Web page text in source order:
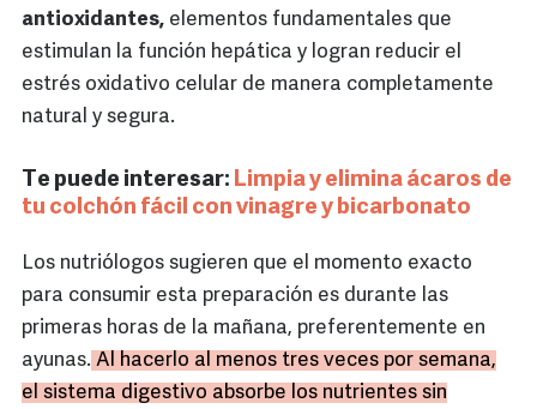
antioxidantes, elementos fundamentales que
estimulan la función hepática y logran reducir el
estrés oxidativo celular de manera completamente
natural y segura.
Te puede interesar: Limpia y elimina ácaros de
tu colchón fácil con vinagre y bicarbonato
Los nutriólogos sugieren que el momento exacto
para consumir esta preparación es durante las
primeras horas de la mañana, preferentemente en
ayunas. Al hacerlo al menos tres veces por semana,
el sistema digestivo absorbe los nutrientes sin